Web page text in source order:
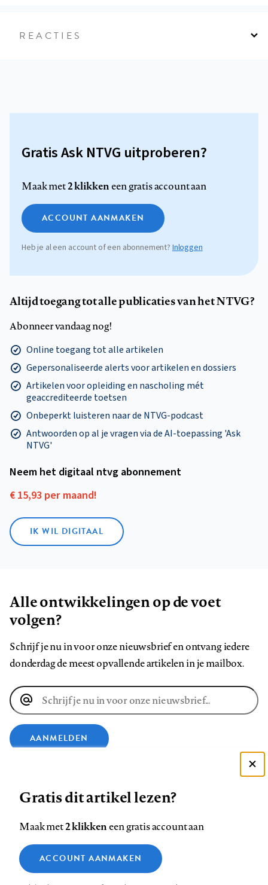
REACTIES
Gratis Ask NTVG uitproberen?
Maak met2 klikkeneen gratis account aan
ACCOUNT AANMAKEN
Heb je al een account of een abonnement?Inloggen
Altijd toegang tot alle publicaties van het NTVG?
Abonneer vandaag nog!
Online toegang tot alle artikelen
Gepersonaliseerde alerts voor artikelen en dossiers
Artikelen voor opleiding en nascholing mét
geaccrediteerde toetsen
Onbeperkt luisteren naar de NTVG-podcast
Antwoorden op al je vragen via de AI-toepassing 'Ask
NTVG'
Neem het digitaal ntvg abonnement
€ 15,93 per maand!
IK WIL DIGITAAL
Alle ontwikkelingen op de voet
volgen?
Schrijf je nu in voor onze nieuwsbrief en ontvang iedere
donderdag de meest opvallende artikelen in je mailbox.
E-
mailadres
AANMELDEN
ons
op
Facebook
ons
op
LinkedIn
ons
op
Bluesky
ons
op
Instagram
ons
YouTube
ons
Footer
Contact Colofon Disclaimer Privacy
Medische vragen verdienen
betrouwbare antwoorden
Zie onze cookie policy
Analytische cookies
Gratis dit artikel lezen?
Maak met2 klikkeneen gratis account aan
ACCOUNT AANMAKEN